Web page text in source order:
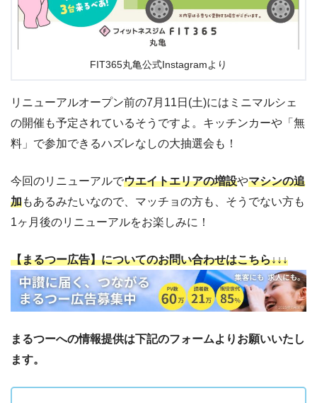
FIT365丸亀公式Instagramより
リニューアルオープン前の7月11日(土)にはミニマルシェ
の開催も予定されているそうですよ。キッチンカーや「無
料」で参加できるハズレなしの大抽選会も！
今回のリニューアルでウエイトエリアの増設やマシンの追
加もあるみたいなので、マッチョの方も、そうでない方も
1ヶ月後のリニューアルをお楽しみに！
【まるつー広告】についてのお問い合わせはこちら↓↓↓
まるつーへの情報提供は下記のフォームよりお願いいたし
ます。